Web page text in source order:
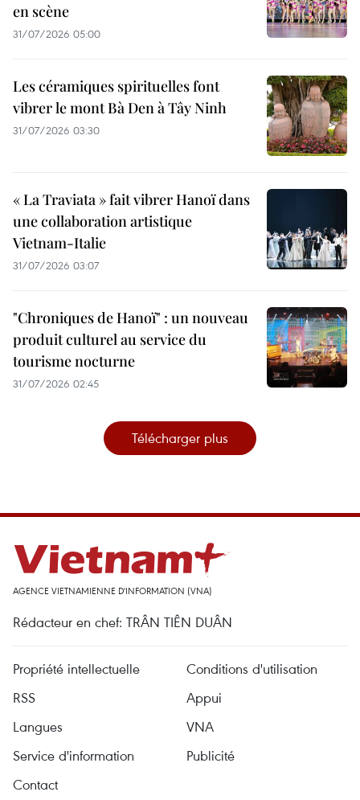
en scène
31/07/2026 05:00
Les céramiques spirituelles font
vibrer le mont Bà Den à Tây Ninh
31/07/2026 03:30
« La Traviata » fait vibrer Hanoï dans
une collaboration artistique
Vietnam-Italie
31/07/2026 03:07
"Chroniques de Hanoï" : un nouveau
produit culturel au service du
tourisme nocturne
31/07/2026 02:45
Télécharger plus
AGENCE VIETNAMIENNE D'INFORMATION (VNA)
Rédacteur en chef: TRÂN TIÊN DUÂN
Propriété intellectuelle
Conditions d'utilisation
RSS
Appui
Langues
VNA
Service d'information
Publicité
Contact